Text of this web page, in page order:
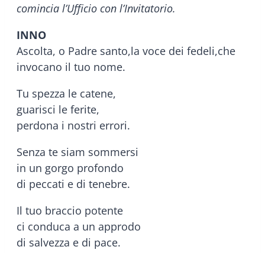
comincia l’Ufficio con l’Invitatorio.
INNO
Ascolta, o Padre santo,la voce dei fedeli,che
invocano il tuo nome.
Tu spezza le catene,
guarisci le ferite,
perdona i nostri errori.
Senza te siam sommersi
in un gorgo profondo
di peccati e di tenebre.
Il tuo braccio potente
ci conduca a un approdo
di salvezza e di pace.